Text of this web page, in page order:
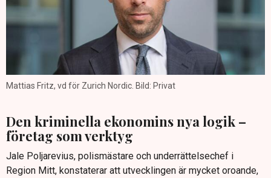
Mattias Fritz, vd för Zurich Nordic. Bild: Privat
Den kriminella ekonomins nya logik –
företag som verktyg
Jale Poljarevius, polismästare och underrättelsechef i
Region Mitt, konstaterar att utvecklingen är mycket oroande,